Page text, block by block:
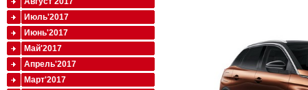
Июль'2017
Июнь'2017
Май'2017
Апрель'2017
Март'2017